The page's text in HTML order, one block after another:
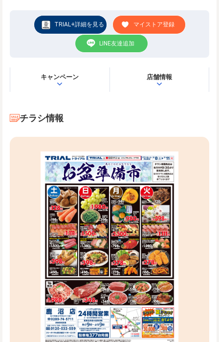
TRIAL+詳細を見る マイストア登録
LINE友達追加
キャンペーン 店舗情報
チラシ情報